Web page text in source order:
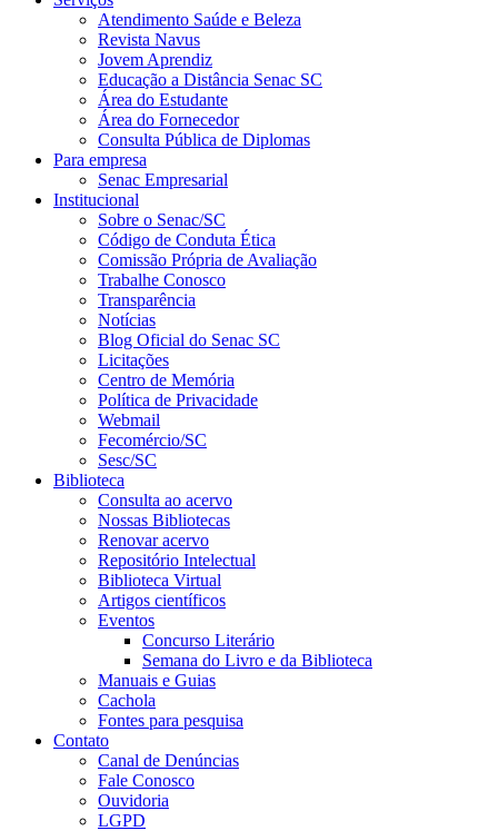
Atendimento Saúde e Beleza
Revista Navus
Jovem Aprendiz
Educação a Distância Senac SC
Área do Estudante
Área do Fornecedor
Consulta Pública de Diplomas
Para empresa
Senac Empresarial
Institucional
Sobre o Senac/SC
Código de Conduta Ética
Comissão Própria de Avaliação
Trabalhe Conosco
Transparência
Notícias
Blog Oficial do Senac SC
Licitações
Centro de Memória
Política de Privacidade
Webmail
Fecomércio/SC
Sesc/SC
Biblioteca
Consulta ao acervo
Nossas Bibliotecas
Renovar acervo
Repositório Intelectual
Biblioteca Virtual
Artigos científicos
Eventos
Concurso Literário
Semana do Livro e da Biblioteca
Manuais e Guias
Cachola
Fontes para pesquisa
Contato
Canal de Denúncias
Fale Conosco
Ouvidoria
LGPD